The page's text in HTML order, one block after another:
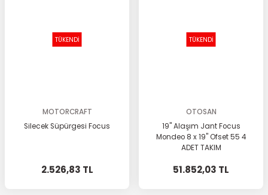
TÜKENDİ
MOTORCRAFT
Silecek Süpürgesi Focus
2.526,83 TL
TÜKENDİ
OTOSAN
19'' Alaşım Jant Focus
Mondeo 8 x 19'' Ofset 55 4
ADET TAKIM
51.852,03 TL